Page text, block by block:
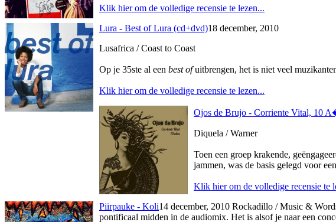
Klik hier om de volledige recensie te lezen...
Lura - Best of Lura (cd+dvd)18 december, 2010
Lusafrica / Coast to Coast
Op je 35ste al een best ofuitbrengen, het is niet veel
Klik hier om de volledige recensie te lezen...
Ojos de Brujo - Corriente Vital, 10
Diquela / Warner
Toen een groep krakende,
jammen, was de basis gelegd voor
Klik hier om de volledige recensie te
Piirpauke - Koli14 december, 2010 Rockadillo / Music &
pontificaal midden in de audiomix. Het is alsof je naar een